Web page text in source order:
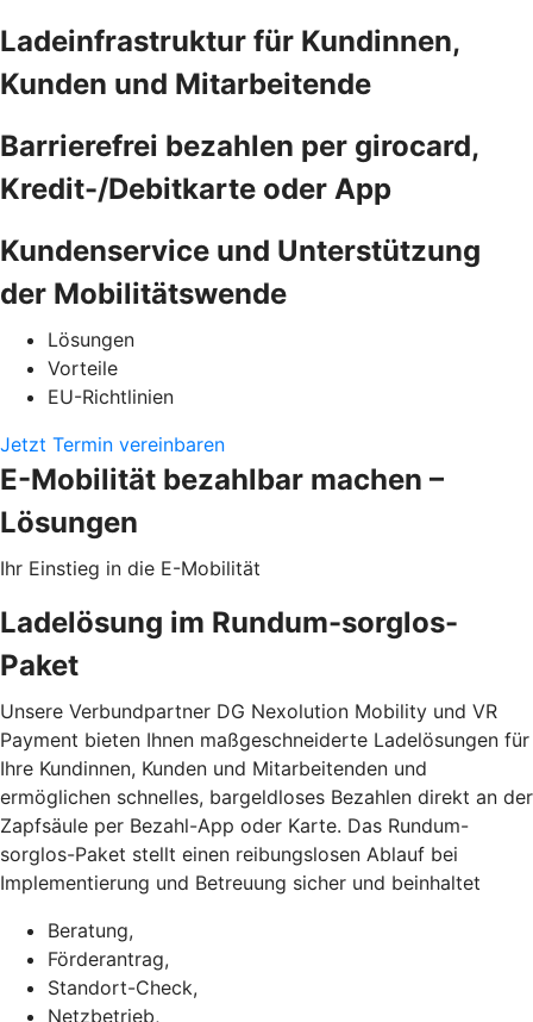
Ladeinfrastruktur für Kundinnen,
Kunden und Mitarbeitende
Barrierefrei bezahlen per girocard,
Kredit-/Debitkarte oder App
Kundenservice und Unterstützung
der Mobilitätswende
Lösungen
Vorteile
EU-Richtlinien
Jetzt Termin vereinbaren
E-Mobilität bezahlbar machen –
Lösungen
Ihr Einstieg in die E-Mobilität
Ladelösung im Rundum-sorglos-
Paket
Unsere Verbundpartner DG Nexolution Mobility und VR
Payment bieten Ihnen maßgeschneiderte Ladelösungen für
Ihre Kundinnen, Kunden und Mitarbeitenden und
ermöglichen schnelles, bargeldloses Bezahlen direkt an der
Zapfsäule per Bezahl-App oder Karte. Das Rundum-
sorglos-Paket stellt einen reibungslosen Ablauf bei
Implementierung und Betreuung sicher und beinhaltet
Beratung,
Förderantrag,
Standort-Check,
Netzbetrieb,